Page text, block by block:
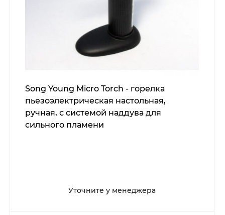
Song Young Micro Torch - горелка
пьезоэлектрическая настольная,
ручная, с системой наддува для
сильного пламени
Уточните у менеджера